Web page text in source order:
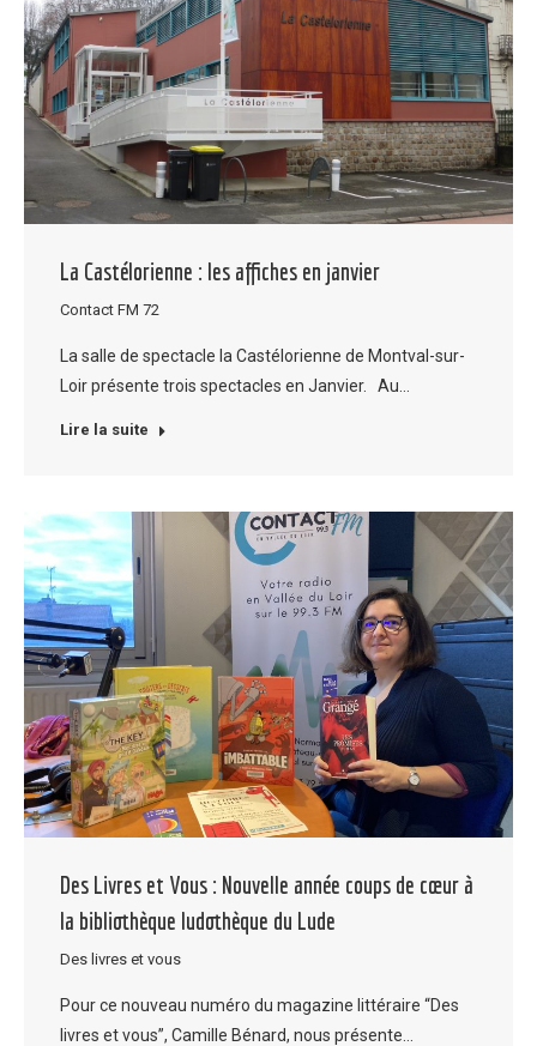
La Castélorienne : les affiches en janvier
Contact FM 72
La salle de spectacle la Castélorienne de Montval-sur-
Loir présente trois spectacles en Janvier. Au…
Lire la suite
Des Livres et Vous : Nouvelle année coups de cœur à
la bibliothèque ludothèque du Lude
Des livres et vous
Pour ce nouveau numéro du magazine littéraire “Des
livres et vous”, Camille Bénard, nous présente…